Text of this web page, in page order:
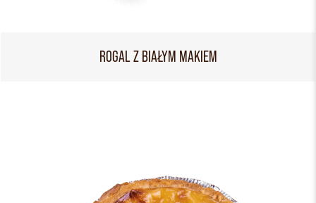
ROGAL Z BIAŁYM MAKIEM